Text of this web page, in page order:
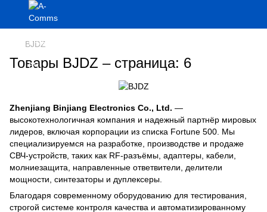
BJDZ
Товары BJDZ – страница: 6
Zhenjiang Binjiang Electronics Co., Ltd. —
высокотехнологичная компания и надежный партнёр мировых
лидеров, включая корпорации из списка Fortune 500. Мы
специализируемся на разработке, производстве и продаже
СВЧ-устройств, таких как RF-разъёмы, адаптеры, кабели,
молниезащита, направленные ответвители, делители
мощности, синтезаторы и дуплексеры.
Благодаря современному оборудованию для тестирования,
строгой системе контроля качества и автоматизированному